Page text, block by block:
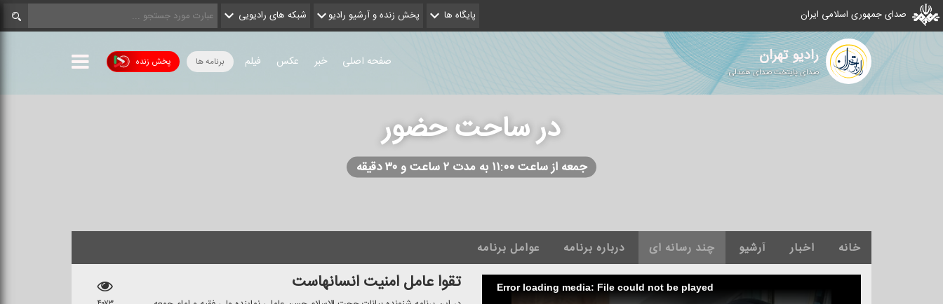
صدای جمهوری اسلامی ایران پایگاه ها پخش زنده و آرشیو رادیو شبکه های رادیویی
رادیو تهران
صدای پایتخت صدای همدلی
پخش زنده برنامه ها صفحه اصلی خبر عکس فیلم
در ساحت حضور
جمعه از ساعت ۱۱:۰۰ به مدت ۲ ساعت و ۳۰ دقیقه
خانه اخبار آرشیو چند رسانه ای درباره برنامه عوامل برنامه
Error loading media: File could not be played تقوا عامل امنیت انسانهاست